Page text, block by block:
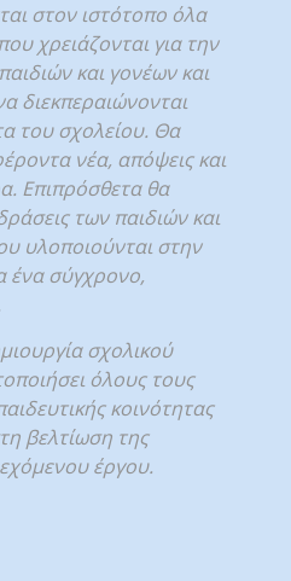
στον ιστότοπο όλα
χρειάζονται για την
και γονέων και
διεκπεραιώνονται
του σχολείου. Θα
νέα, απόψεις και
Επιπρόσθετα θα
των παιδιών και
υλοποιούνται στην
ένα σύγχρονο,
σχολικού
όλους τους
κοινότητας
βελτίωση της
έργου.